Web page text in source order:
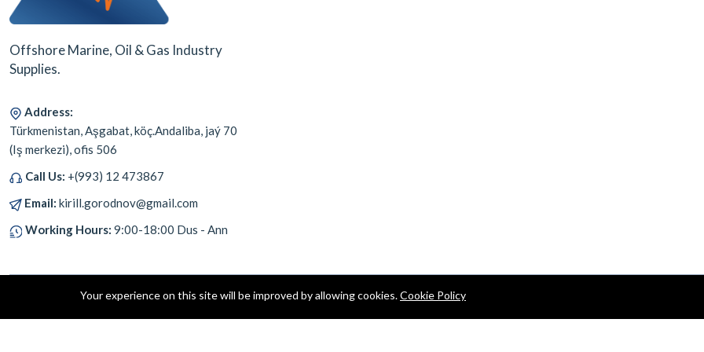
Offshore Marine, Oil & Gas Industry
Supplies.
Address:
Türkmenistan, Aşgabat, köç.Andaliba, jaý 70
(Iş merkezi), ofis 506
Call Us: +(993) 12 473867
Email: kirill.gorodnov@gmail.com
Working Hours: 9:00-18:00 Dus - Ann
Copyright © 2023 All rights reserved. 47-38-67
Your experience on this site will be improved by allowing cookies.Cookie Policy